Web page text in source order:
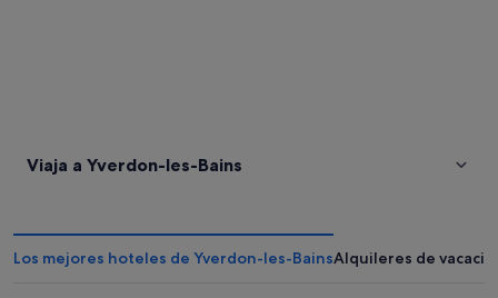
Viaja a Yverdon-les-Bains
Los mejores hoteles de Yverdon-les-BainsAlquileres de